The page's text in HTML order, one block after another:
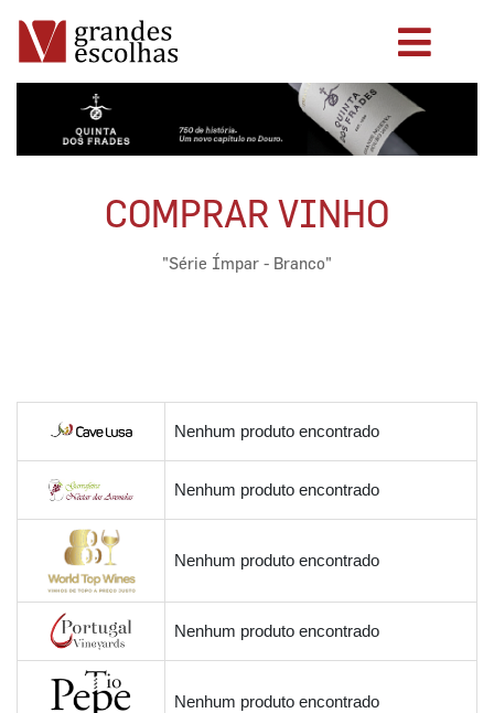
COMPRAR VINHO
"Série Ímpar - Branco"
Nenhum produto encontrado
Nenhum produto encontrado
Nenhum produto encontrado
Nenhum produto encontrado
Nenhum produto encontrado